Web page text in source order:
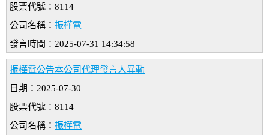
股票代號：8114
公司名稱： 振樺電
發言時間：2025-07-31 14:34:58
振樺電公告本公司代理發言人異動
日期：2025-07-30
股票代號：8114
公司名稱： 振樺電